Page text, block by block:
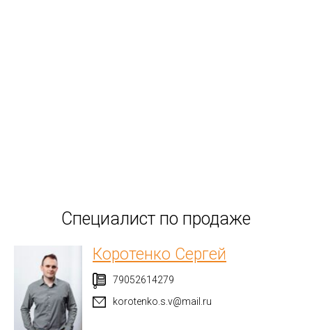
Специалист по продаже
Коротенко Сергей
79052614279
korotenko.s.v@mail.ru